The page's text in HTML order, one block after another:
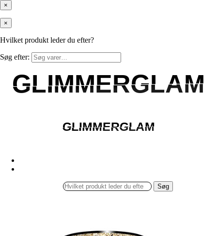
×
×
Hvilket produkt leder du efter?
Søg efter:
GLIMMERGLAM
GLIMMERGLAM
GLIMMERGLAM
GLIMMERGLAM
Søg